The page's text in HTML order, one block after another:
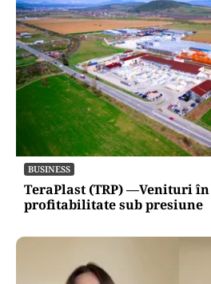
BUSINESS
TeraPlast (TRP) —Venituri
profitabilitate sub presiune